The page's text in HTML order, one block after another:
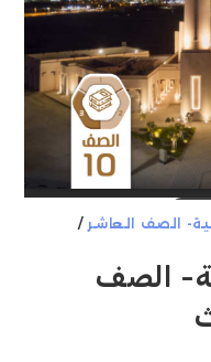
الصف العاشر /
الصف